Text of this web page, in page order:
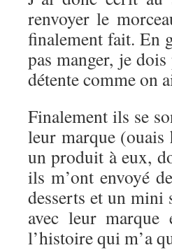
renvoyer le
finalement fait. En
pas manger, je
détente comme on
Finalement ils se
leur marque (ouais
un produit à eux,
ils m’ont envoyé
desserts et un mini
avec leur
l’histoire qui m’a